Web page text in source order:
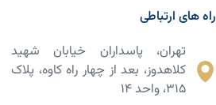
راه های ارتباطی
تهران، پاسداران خیابان شهید
کلاهدوز، بعد از چهار راه کاوه، پلاک
۳۱۵، واحد ۱۴